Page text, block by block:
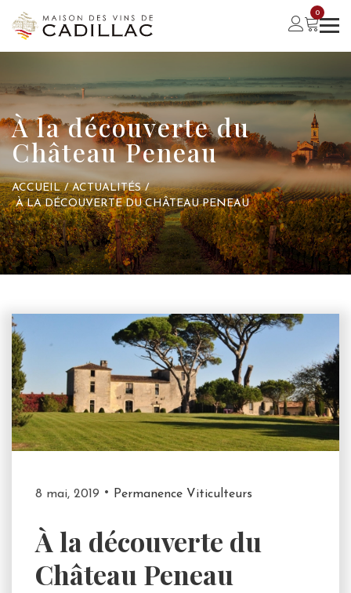
0
À la découverte du
Château Peneau
ACCUEIL / ACTUALITÉS /
À LA DÉCOUVERTE DU CHÂTEAU PENEAU
8 mai, 2019 Permanence Viticulteurs
À la découverte du
Château Peneau